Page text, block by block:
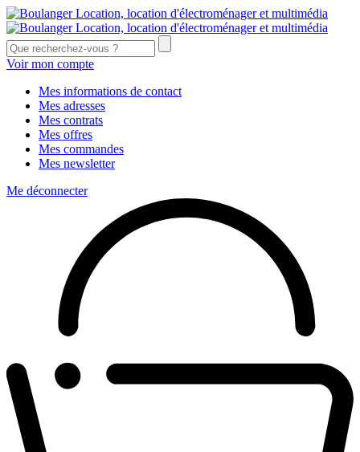
Voir mon compte
Mes informations de contact
Mes adresses
Mes contrats
Mes offres
Mes commandes
Mes newsletter
Me déconnecter